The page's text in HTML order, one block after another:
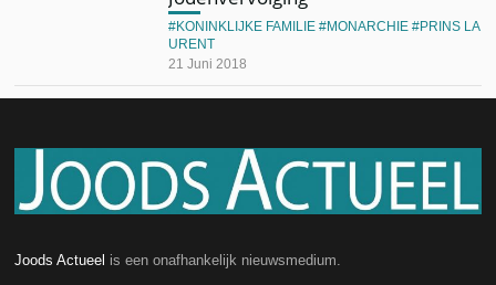
21 Juni 2018
KONINKLIJKE FAMILIE MONARCHIE
PRINS LA
URENT
Joods Actueel is een onafhankelijk nieuwsmedium.